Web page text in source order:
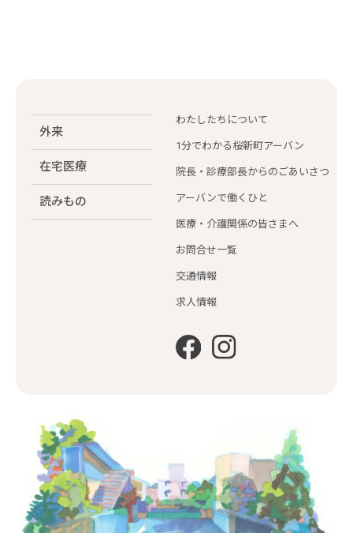
外来
在宅医療
読みもの
わたしたちについて
1分でわかる桜新町アーバン
院長・診療部長からのごあいさつ
アーバンで働くひと
医療・介護関係の皆さまへ
お問合せ一覧
交通情報
求人情報